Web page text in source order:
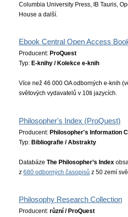
Columbia University Press, IB Tauris,
House a další.
Ebook Central Open Access
Producent: ProQuest
Typ: E-knihy / Kolekce e-knih
Více než 46 000 OA odborných e-knih
světových vydavatelů v 10ti jazycích.
Philosopher's Index (ProQuest)
Producent: Philosopher's Information
Typ: Bibliografie / Abstrakty
Databáze The Philosopher’s In­dex
z 680 odborných časopisů z 50 zemí
Philosophy Research Collection
Producent: různí / ProQuest